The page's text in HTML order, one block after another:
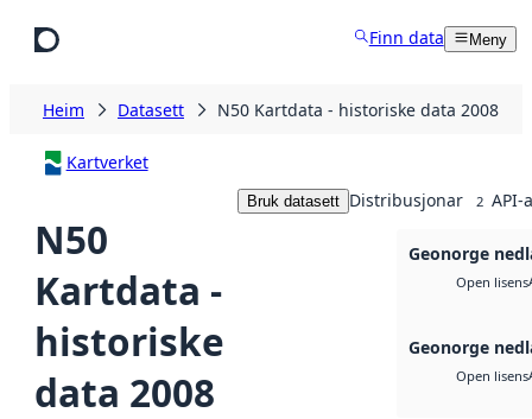
Finn data Meny
Heim Datasett N50 Kartdata - historiske data 2008
Kartverket
N50
Kartdata -
historiske
data 2008
Bruk datasett Distribusjonar 2 API-
Geonorge
Open lisens
Geonorge
Open lisens